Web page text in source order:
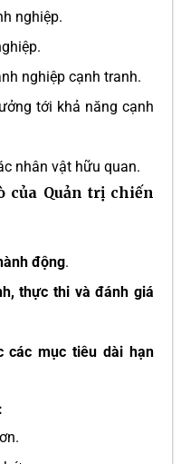
nghiệp.
nghiệp cạnh tranh.
tới khả năng cạnh
nhân vật hữu quan.
của Quản trị chiến
động.
thực thi và đánh giá
các mục tiêu dài hạn